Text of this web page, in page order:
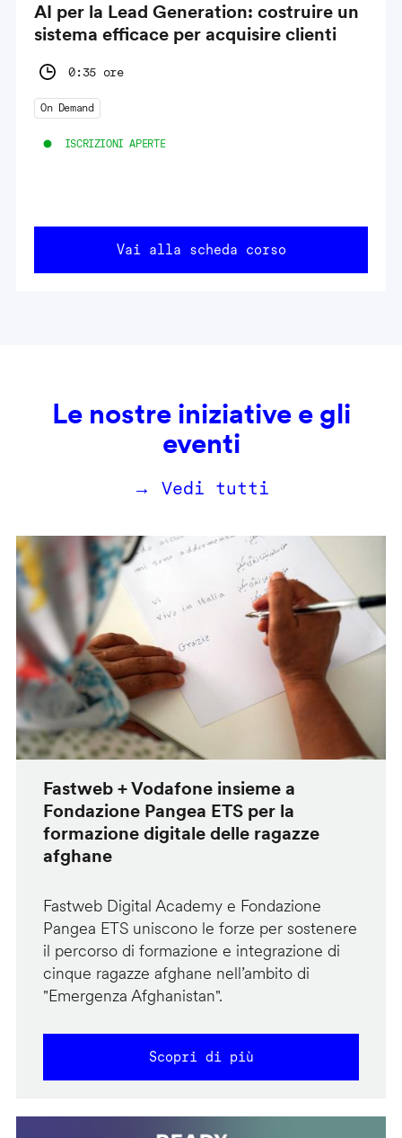
AI per la Lead Generation: costruire un
sistema efficace per acquisire clienti
0:35 ore
On Demand
ISCRIZIONI APERTE
Vai alla scheda corso
Le nostre iniziative e gli
eventi
→ Vedi tutti
Fastweb + Vodafone insieme a
Fondazione Pangea ETS per la
formazione digitale delle ragazze
afghane
Fastweb Digital Academy e Fondazione
Pangea ETS uniscono le forze per sostenere
il percorso di formazione e integrazione di
cinque ragazze afghane nell’ambito di
"Emergenza Afghanistan".
Scopri di più